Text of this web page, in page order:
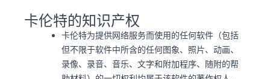
卡伦特的知识产权
卡伦特为提供网络服务而使用的任何软件（包括
但不限于软件中所含的任何图象、照片、动画、
录像、录音、音乐、文字和附加程序、随附的帮